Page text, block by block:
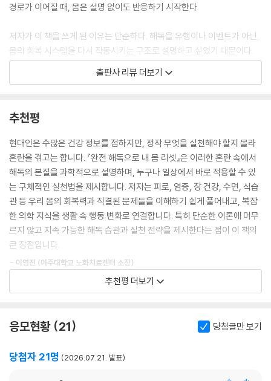
경로가 이어질 때, 몸은 설명 없이도 반응하기 시작한다.
저자가 이 책을 쓰게 된 이유는 단순하다. 해독을 유행이나 이벤트가 아닌,
몸의 회복 시스템을 다시 작동시키는 구조로 설명하고 싶었기 때문이다.
현장에서 만난 사람들은 단순히 “무엇을 먹어야 하나요”를 묻지 않았고
“어떻게 살아야 몸이 편안해지는가”를 질문했으며, 저자는그 질문에 의학
해독주스는 그 과정에서 만들어진 하나의 도구다. 저자가 수많은 실험과
현장 적용 끝에 확인한 것은 분명했다. 몸은 억지로 바꾸려 할수록 저항하
지만, 조건이 맞으면 스스로 회복하기 시작한다. 가열은 성분을 파괴하는
것이 아니라, 오히려 성분이 제 역할을 하도록 나갈 문을 열어주는 과정일
때도 있다. 몸도 마찬가지다. 조건이 갖춰지면 스스로 움직이기 시작한다.
이 책을 통해 독자들은 해독의 구조(환경)를 온전히 이해하게 되고, 그다
음 단계로 가뿐히 넘어가는 동력을 충분히 확보할 수 있을 것이다. 건강만
이 든든한 동반자가 될 것이다.
출판사 리뷰 더보기
추천평
현대인은 수많은 건강 정보를 접하지만, 정작 무엇을 실천해야 할지 몰라
혼란을 겪고는 합니다. 『완전 해독으로 내 몸 리셋』은 이러한 혼란 속에서
해독의 본질을 과학적으로 설명하며, 누구나 일상에서 바로 적용할 수 있
는 구체적인 실천법을 제시합니다. 저자는 피로, 염증, 장 건강, 수면, 식습
관 등 우리 몸의 회복력과 직결된 문제들을 이해하기 쉽게 풀어내고, 복잡
한 의학 지식을 생활 속 행동 변화로 연결합니다. 특히 단순한 이론에 머무
르지 않고 지속 가능한 해독 습관과 실천 전략을 제시한다는 점이 이 책의
큰 장점입니다.
- 이영진 (아주대학교 노화치료센터 소장)
우리 몸에 좋은 영양을 알려주는 책은 많지만, 체내 유해물질을 제거하는
내 몸 리셋』은 여러 질병으로 고생하는 현대인의 건강을 지키고 질병을 예
식품과학과 영양의 핵심 개념을 오늘 마주할 식단으로 자연스럽게 연결한
추천평 더보기
응모현황 21 당첨글만 보기
당첨자 21명 2026.07.21. 발표